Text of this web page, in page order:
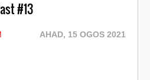
#13
AHAD, 15 OGOS 2021